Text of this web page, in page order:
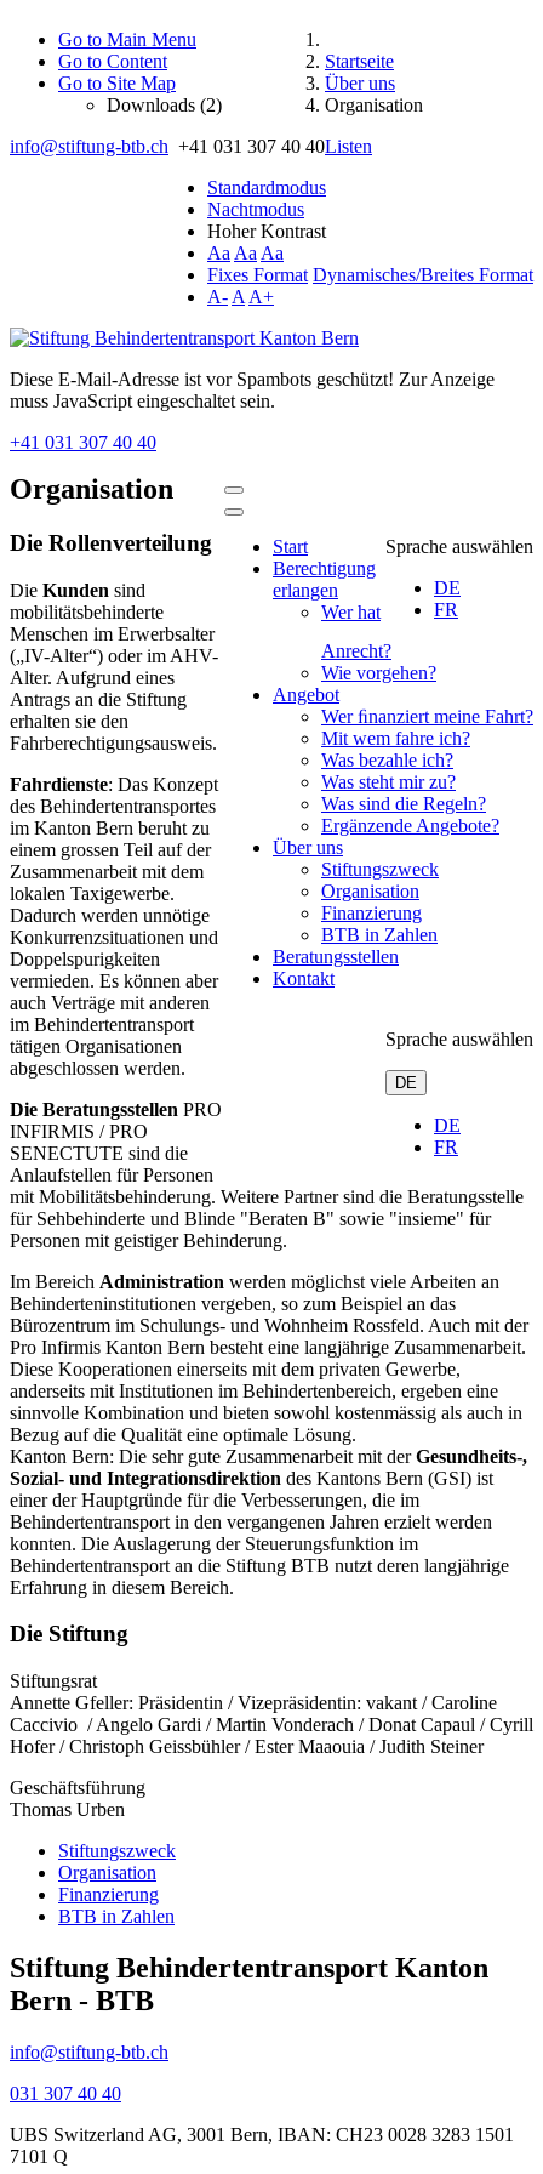
Go to Main Menu
Go to Content
Go to Site Map
Downloads (2)
info@stiftung-btb.ch +41 031 307 40 40
Standardmodus
Nachtmodus
Hoher Kontrast
Aa Aa Aa
Fixes Format Dynamisches/Breites Format
A- A A+
Diese E-Mail-Adresse ist vor Spambots geschützt! Zur Anzeige
muss JavaScript eingeschaltet sein.
+41 031 307 40 40
Sprache auswählen
DE
FR
Start
Berechtigung
erlangen
Wer hat
Anrecht?
Wie vorgehen?
Angebot
Wer ﬁnanziert meine Fahrt?
Mit wem fahre ich?
Was bezahle ich?
Was steht mir zu?
Was sind die Regeln?
Ergänzende Angebote?
Über uns
Stiftungszweck
Organisation
Finanzierung
BTB in Zahlen
Beratungsstellen
Kontakt
Sprache auswählen
DE
DE
FR
Startseite
Über uns
Organisation
Listen
Organisation
Die Rollenverteilung
Die Kunden sind
mobilitätsbehinderte
Menschen im Erwerbsalter
(„IV-Alter“) oder im AHV-
Alter. Aufgrund eines
Antrags an die Stiftung
erhalten sie den
Fahrberechtigungsausweis.
Fahrdienste: Das Konzept
des Behindertentransportes
im Kanton Bern beruht zu
einem grossen Teil auf der
Zusammenarbeit mit dem
lokalen Taxigewerbe.
Dadurch werden unnötige
Konkurrenzsituationen und
Doppelspurigkeiten
vermieden. Es können aber
auch Verträge mit anderen
im Behindertentransport
tätigen Organisationen
abgeschlossen werden.
Die Beratungsstellen PRO
INFIRMIS / PRO
SENECTUTE sind die
Anlaufstellen für Personen
mit Mobilitätsbehinderung. Weitere Partner sind die Beratungsstelle
für Sehbehinderte und Blinde "Beraten B" sowie "insieme" für
Personen mit geistiger Behinderung.
Im Bereich Administration werden möglichst viele Arbeiten an
Behinderteninstitutionen vergeben, so zum Beispiel an das
Bürozentrum im Schulungs- und Wohnheim Rossfeld. Auch mit der
Pro Infirmis Kanton Bern besteht eine langjährige Zusammenarbeit.
Diese Kooperationen einerseits mit dem privaten Gewerbe,
anderseits mit Institutionen im Behindertenbereich, ergeben eine
sinnvolle Kombination und bieten sowohl kostenmässig als auch in
Bezug auf die Qualität eine optimale Lösung.
Kanton Bern: Die sehr gute Zusammenarbeit mit derGesundheits-,
Sozial- und Integrationsdirektion des Kantons Bern (GSI) ist
einer der Hauptgründe für die Verbesserungen, die im
Behindertentransport in den vergangenen Jahren erzielt werden
konnten. Die Auslagerung der Steuerungsfunktion im
Behindertentransport an die Stiftung BTB nutzt deren langjährige
Erfahrung in diesem Bereich.
Die Stiftung
Stiftungsrat
Annette Gfeller: Präsidentin / Vizepräsidentin: vakant / Caroline
Caccivio / Angelo Gardi / Martin Vonderach / Donat Capaul / Cyrill
Hofer / Christoph Geissbühler / Ester Maaouia / Judith Steiner
Geschäftsführung
Thomas Urben
Stiftungszweck
Organisation
Finanzierung
BTB in Zahlen
Stiftung Behindertentransport Kanton
Bern - BTB
info@stiftung-btb.ch
031 307 40 40
UBS Switzerland AG, 3001 Bern, IBAN: CH23 0028 3283 1501
7101 Q